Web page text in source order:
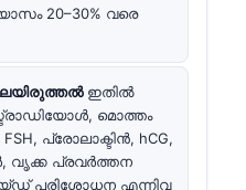
20–30% വരെ
ഇതിൽ
മൊത്തം
പ്രോലാക്ടിൻ, hCG,
പ്രവർത്തന
പരിശോധന എന്നിവ